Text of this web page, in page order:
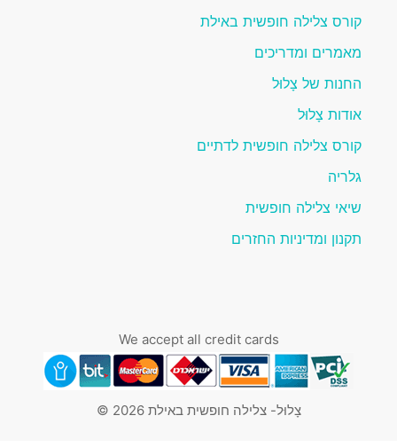
קורס צלילה חופשית באילת
מאמרים ומדריכים
החנות של צָלוּל
אודות צָלוּל
קורס צלילה חופשית לדתיים
גלריה
שיאי צלילה חופשית
תקנון ומדיניות החזרים
We accept all credit cards
צָלוּל- צלילה חופשית באילת 2026 ©